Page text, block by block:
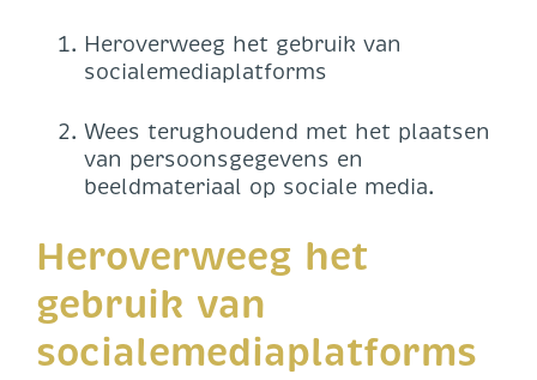
Heroverweeg het gebruik van
socialemediaplatforms
Wees terughoudend met het plaatsen
van persoonsgegevens en
beeldmateriaal op sociale media.
Heroverweeg het
gebruik van
socialemediaplatforms